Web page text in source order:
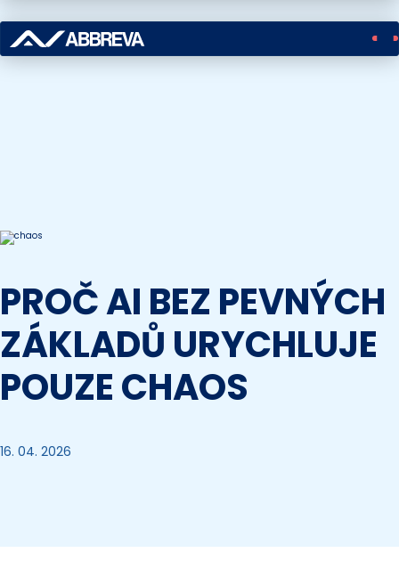
hlavnímu
PROČ AI BEZ PEVNÝCH
ZÁKLADŮ URYCHLUJE
POUZE CHAOS
16. 04. 2026